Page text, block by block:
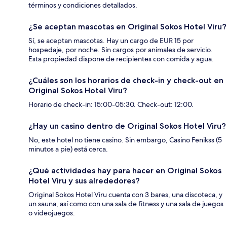
términos y condiciones detallados.
¿Se aceptan mascotas en Original Sokos Hotel Viru?
Sí, se aceptan mascotas. Hay un cargo de EUR 15 por
hospedaje, por noche. Sin cargos por animales de servicio.
Esta propiedad dispone de recipientes con comida y agua.
¿Cuáles son los horarios de check-in y check-out en
Original Sokos Hotel Viru?
Horario de check-in: 15:00-05:30. Check-out: 12:00.
¿Hay un casino dentro de Original Sokos Hotel Viru?
No, este hotel no tiene casino. Sin embargo, Casino Fenikss (5
minutos a pie) está cerca.
¿Qué actividades hay para hacer en Original Sokos
Hotel Viru y sus alrededores?
Original Sokos Hotel Viru cuenta con 3 bares, una discoteca, y
un sauna, así como con una sala de fitness y una sala de juegos
o videojuegos.